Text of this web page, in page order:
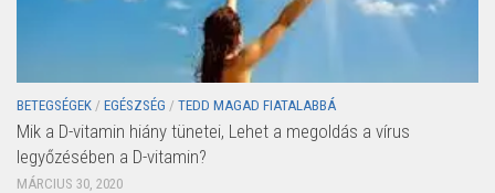
BETEGSÉGEK / EGÉSZSÉG / TEDD MAGAD FIATALABBÁ
Mik a D-vitamin hiány tünetei, Lehet a megoldás a vírus
legyőzésében a D-vitamin?
MÁRCIUS 30, 2020